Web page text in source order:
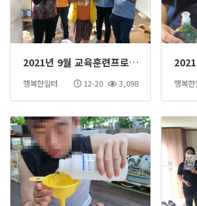
2021년 9월 교육훈련프로그램
행복한일터 12-20 3,098 행복한